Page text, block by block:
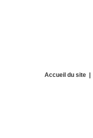
Accueil du site|